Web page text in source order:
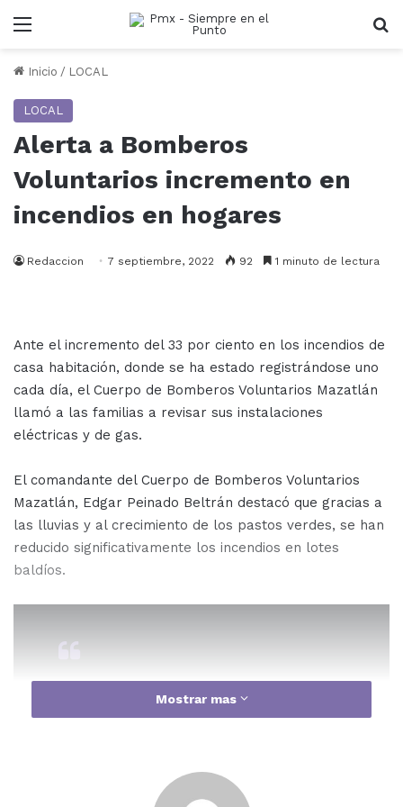
Menu
Inicio / LOCAL
LOCAL
Alerta a Bomberos
Voluntarios incremento en
incendios en hogares
Redaccion 7 septiembre, 2022 92 1 minuto de lectura
Ante el incremento del 33 por ciento en los incendios de
casa habitación, donde se ha estado registrándose uno
cada día, el Cuerpo de Bomberos Voluntarios Mazatlán
llamó a las familias a revisar sus instalaciones
eléctricas y de gas.
El comandante del Cuerpo de Bomberos Voluntarios
Mazatlán, Edgar Peinado Beltrán destacó que gracias a
las lluvias y al crecimiento de los pastos verdes, se han
reducido significativamente los incendios en lotes
baldíos.
“Ahorita los esfuerzos se están
casa se está quemando diario en
Mostrar mas